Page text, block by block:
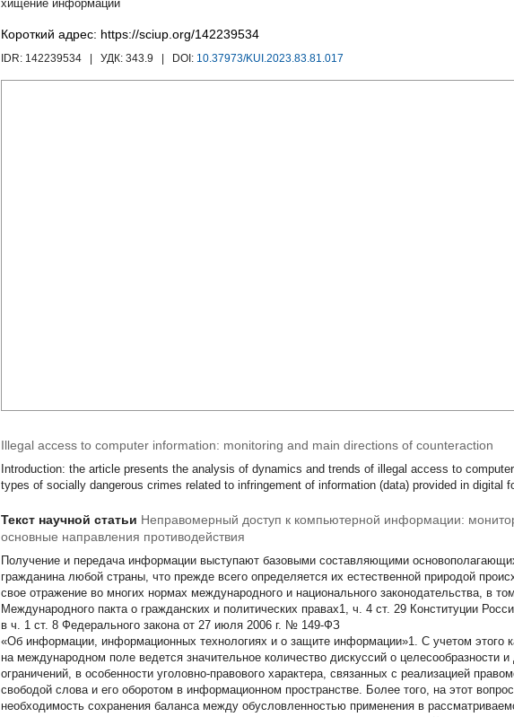
хищение информации
Короткий адрес: https://sciup.org/142239534
IDR: 142239534 | УДК: 343.9 | DOI: 10.37973/KUI.2023.83.81.017
Illegal access to computer information: monitoring and main directions of counteraction
Introduction: the article presents the analysis of dynamics and trends of illegal access to
types of socially dangerous crimes related to infringement of information (data) provided in digital
Текст научной статьи Неправомерный доступ к компьютерной информации:
основные направления противодействия
Получение и передача информации выступают базовыми составляющими
гражданина любой страны, что прежде всего определяется их естественной природой
свое отражение во многих нормах международного и национального законодательства, в
Международного пакта о гражданских и политических правах1, ч. 4 ст. 29 Конституции
в ч. 1 ст. 8 Федерального закона от 27 июля 2006 г. № 149-ФЗ
«Об информации, информационных технологиях и о защите информации»1. С учетом этого
на международном поле ведется значительное количество дискуссий о целесообразности
ограничений, в особенности уголовно-правового характера, связанных с реализацией
свободой слова и его оборотом в информационном пространстве. Более того, на этот
необходимость сохранения баланса между обусловленностью применения в